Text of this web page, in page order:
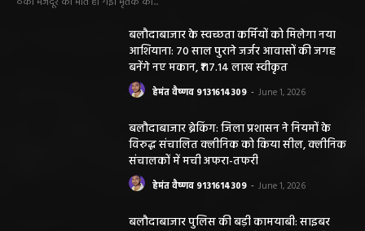
बलौदाबाजार के स्वच्छता कर्मियों को मिलेगा नया
आशियाना: 70 साल पुराने जर्जर आवासों की जगह
बनेंगे नए मकान, ₹117.14 लाख स्वीकृत
हेमंत वैष्णव 9131614309 - June 1, 2026
बलौदाबाजार ब्रेकिंग: जिला प्रशासन ने नियमों के
विरुद्ध संचालित क्लीनिक को किया सील, क्लीनिक
संचालकों में मची अफरा-तफरी
हेमंत वैष्णव 9131614309 - June 1, 2026
बलौदाबाजार पुलिस की बड़ी कामयाबी: साइबर